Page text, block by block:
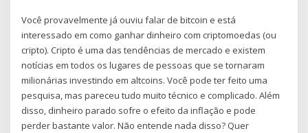
Você provavelmente já ouviu falar de bitcoin e está
interessado em como ganhar dinheiro com criptomoedas (ou
cripto). Cripto é uma das tendências de mercado e existem
notícias em todos os lugares de pessoas que se tornaram
milionárias investindo em altcoins. Você pode ter feito uma
pesquisa, mas pareceu tudo muito técnico e complicado. Além
disso, dinheiro parado sofre o efeito da inflação e pode
perder bastante valor. Não entende nada disso? Quer